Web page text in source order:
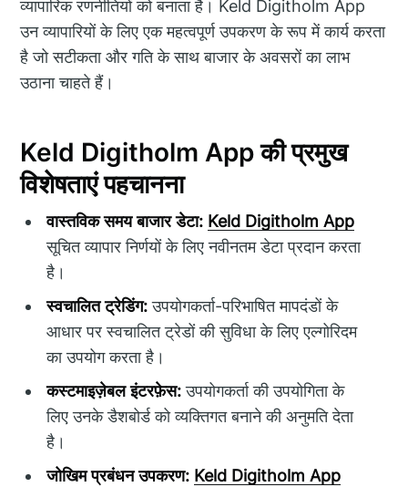
व्यापारिक रणनीतियों को बनाता है। Keld Digitholm App
उन व्यापारियों के लिए एक महत्वपूर्ण उपकरण के रूप में कार्य करता
है जो सटीकता और गति के साथ बाजार के अवसरों का लाभ
उठाना चाहते हैं।
Keld Digitholm App की प्रमुख
विशेषताएं पहचानना
वास्तविक समय बाजार डेटा: Keld Digitholm App
सूचित व्यापार निर्णयों के लिए नवीनतम डेटा प्रदान करता
है।
स्वचालित ट्रेडिंग:उपयोगकर्ता-परिभाषित मापदंडों के
आधार पर स्वचालित ट्रेडों की सुविधा के लिए एल्गोरिदम
का उपयोग करता है।
कस्टमाइज़ेबल इंटरफ़ेस:उपयोगकर्ता की उपयोगिता के
लिए उनके डैशबोर्ड को व्यक्तिगत बनाने की अनुमति देता
है।
जोखिम प्रबंधन उपकरण: Keld Digitholm App